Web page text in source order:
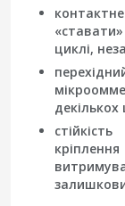
циклі,